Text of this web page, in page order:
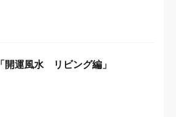
「開運風水 リビング編」